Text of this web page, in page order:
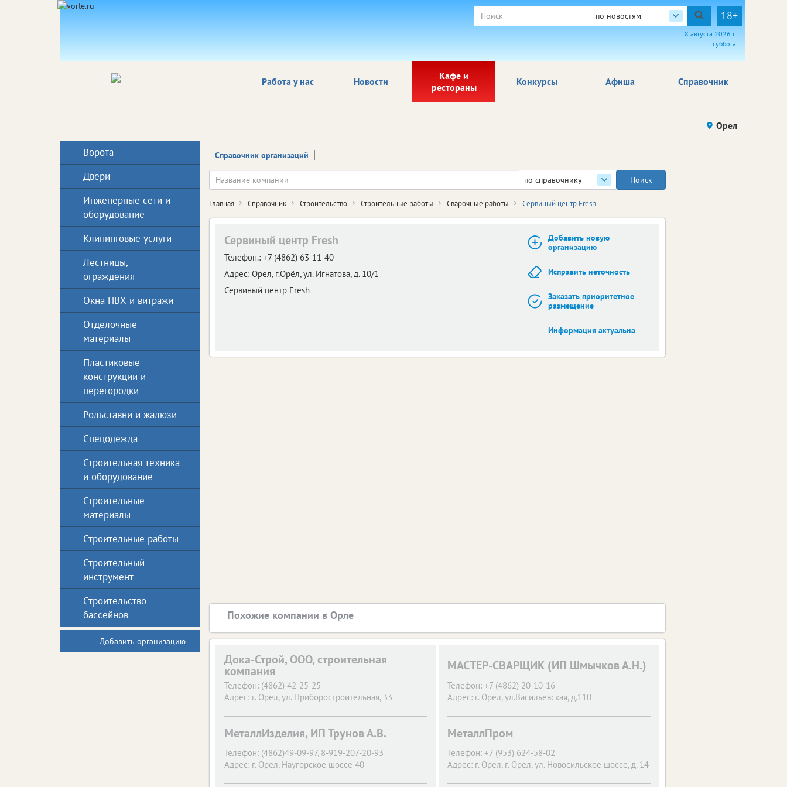
по новостям 18+
8 августа 2026 г.
суббота
Работа у нас Новости
Кафе и
рестораны
Афиша Справочник
Конкурсы
Орел
Справочник организаций
по справочнику
Главная Справочник Строительство Строительные работы Сварочные работы Сервиный центр Fresh
Сервиный центр Fresh
Телефон.: +7 (4862) 63-11-40
Адрес: Орел, г.Орёл, ул. Игнатова, д. 10/1
Сервиный центр Fresh
Добавить новую
организацию
Исправить неточность
Заказать приоритетное
размещение
Информация актуальна
Похожие компании в Орле
Дока-Строй, ООО, строительная
компания
Телефон: (4862) 42-25-25
Адрес: г. Орел, ул. Приборостроительная, 33
МАСТЕР-СВАРЩИК (ИП Шмычков А.Н.)
Телефон: +7 (4862) 20-10-16
Адрес: г. Орел, ул.Васильевская, д.110
МеталлИзделия, ИП Трунов А.В.
Телефон: (4862)49-09-97, 8-919-207-20-93
Адрес: г. Орел, Наугорское шоссе 40
МеталлПром
Телефон: +7 (953) 624-58-02
Адрес: г. Орел, г. Орёл, ул. Новосильское шоссе, д. 14
Ворота
Двери
Инженерные сети и
оборудование
Клининговые услуги
Лестницы,
ограждения
Окна ПВХ и витражи
Отделочные
материалы
Пластиковые
конструкции и
перегородки
Рольставни и жалюзи
Спецодежда
Строительная техника
и оборудование
Строительные
материалы
Строительные работы
Строительный
инструмент
Строительство
бассейнов
Добавить организацию